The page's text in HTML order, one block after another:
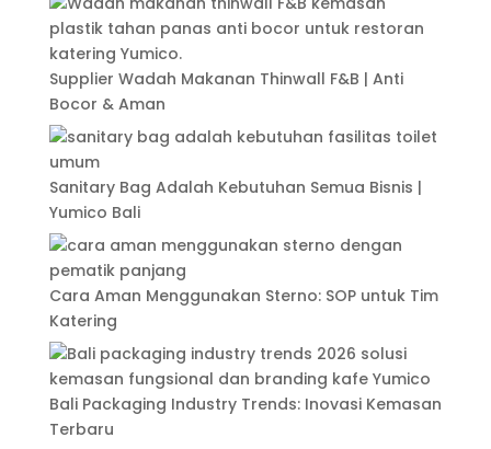
Supplier Wadah Makanan Thinwall F&B | Anti
Bocor & Aman
Sanitary Bag Adalah Kebutuhan Semua Bisnis |
Yumico Bali
Cara Aman Menggunakan Sterno: SOP untuk Tim
Katering
Bali Packaging Industry Trends: Inovasi Kemasan
Terbaru